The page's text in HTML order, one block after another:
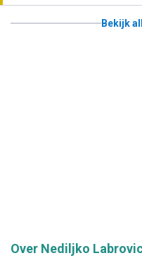
Bekijk
Over Nediljko